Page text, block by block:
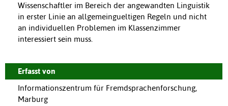
Wissenschaftler im Bereich der angewandten Linguistik
in erster Linie an allgemeingueltigen Regeln und nicht
an individuellen Problemen im Klassenzimmer
interessiert sein muss.
Erfasst von
Informationszentrum für Fremdsprachenforschung,
Marburg